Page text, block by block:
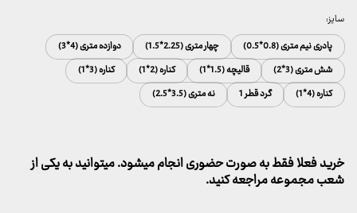
سایز:
پادری نیم متری (0.8*0.5)
چهار متری (2.25*1.5)
دوازده متری (4*3)
شش متری (3*2)
قالیچه (1.5*1) کناره (2*1)
کناره (3*1)
کناره (4*1)
گرد قطر 1 نه متری (3.5*2.5)
خرید فعلا فقط به صورت حضوری انجام میشود. میتوانید به یکی از
شعب مجموعه مراجعه کنید.